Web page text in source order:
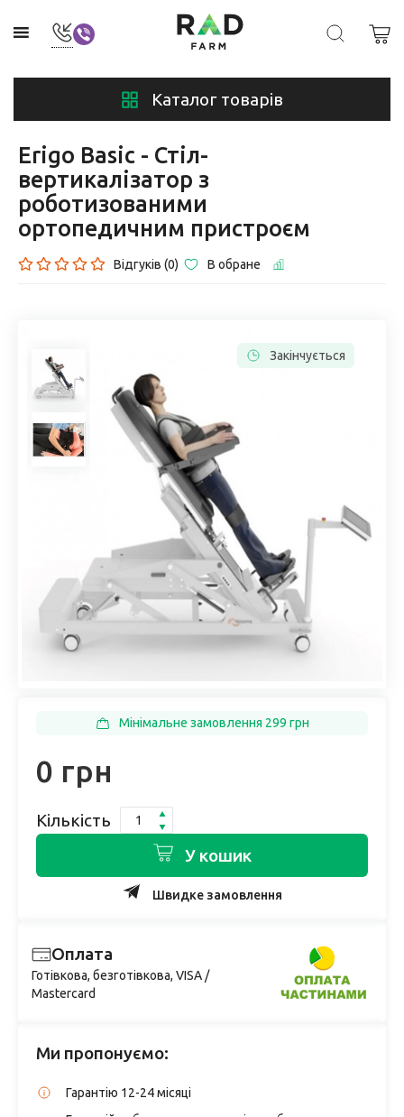
Каталог товарів
Erigo Basic - Стіл-
вертикалізатор з
роботизованими
ортопедичним пристроєм
Відгуків (0) В обране
Закінчується
Мінімальне замовлення 299 грн
0 грн
Кількість
У кошик
Швидке замовлення
Оплата
Готівкова, безготівкова, VISA /
Mastercard
Ми пропонуємо:
Гарантію 12-24 місяці